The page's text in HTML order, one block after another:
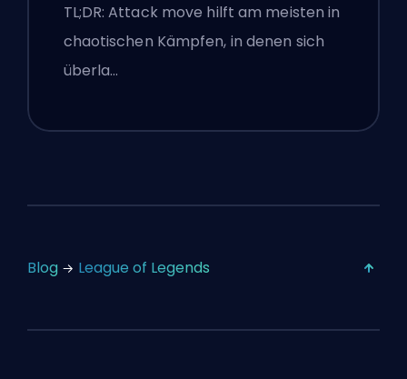
TL;DR: Attack move hilft am meisten in
chaotischen Kämpfen, in denen sich
überla…
Blog League of Legends